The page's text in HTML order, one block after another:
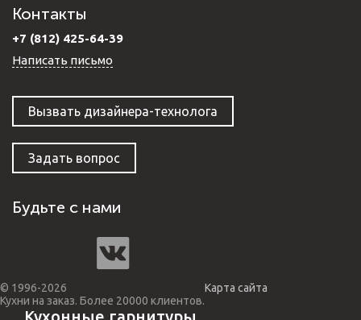
Контакты
+7 (812) 425-64-39
Написать письмо
Вызвать дизайнера-технолога
Задать вопрос
Будьте с нами
© 1996-2026
Кухни на заказ. Более 20000 клиентов.
Карта сайта